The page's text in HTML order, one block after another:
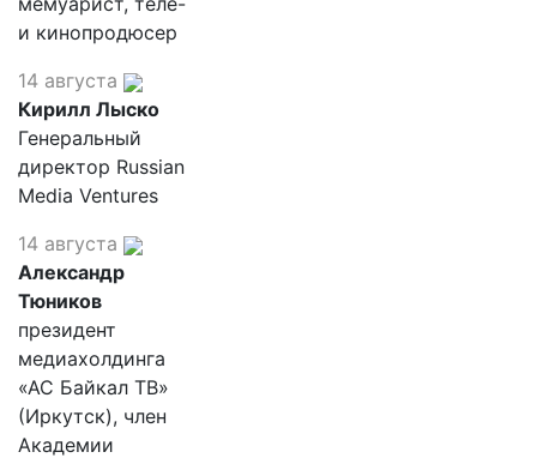
и кинопродюсер
14 августа
Кирилл Лыско
Генеральный
директор Russian
Media Ventures
14 августа
Александр
Тюников
президент
медиахолдинга
«АС Байкал ТВ»
(Иркутск), член
Академии